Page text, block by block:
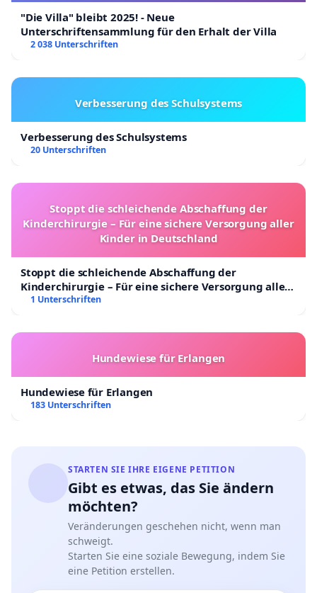
"Die Villa" bleibt 2025! - Neue
Unterschriftensammlung für den Erhalt der Villa
2 038 Unterschriften
Verbesserung des Schulsystems
Verbesserung des Schulsystems
20 Unterschriften
Stoppt die schleichende Abschaffung der
Kinderchirurgie – Für eine sichere Versorgung aller
Kinder in Deutschland
Stoppt die schleichende Abschaffung der
Kinderchirurgie – Für eine sichere Versorgung aller
Kinder in Deutschland
1 Unterschriften
Hundewiese für Erlangen
Hundewiese für Erlangen
183 Unterschriften
STARTEN SIE IHRE EIGENE PETITION
Gibt es etwas, das Sie ändern
möchten?
Veränderungen geschehen nicht, wenn man
schweigt.
Starten Sie eine soziale Bewegung, indem Sie
eine Petition erstellen.